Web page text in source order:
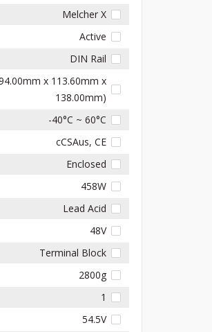
Melcher X
Active
DIN Rail
x 113.60mm x
138.00mm)
-40°C ~ 60°C
cCSAus, CE
Enclosed
458W
Lead Acid
48V
Terminal Block
2800g
1
54.5V